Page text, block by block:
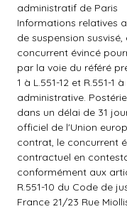
administratif de Paris
Informations relatives
de suspension
concurrent évincé
par la voie du référé
1 à L.551-12 et R.551-1
administrative.
dans un délai de 31
officiel de l'Union
contrat, le concurrent
contractuel en
conformément aux
R.551-10 du Code de
France 21/23 Rue